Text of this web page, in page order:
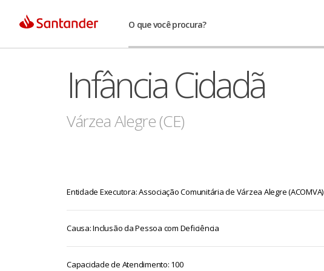
O que você procura?
Infância Cidadã
Várzea Alegre (CE)
Entidade Executora: Associação Comunitária de Várzea Alegre (ACOMVA)
Causa: Inclusão da Pessoa com Deficiência
Capacidade de Atendimento: 100